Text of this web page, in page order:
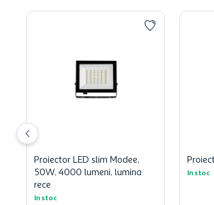
Proiector LED slim Modee,
50W, 4000 lumeni, lumina
rece
In stoc
In stoc